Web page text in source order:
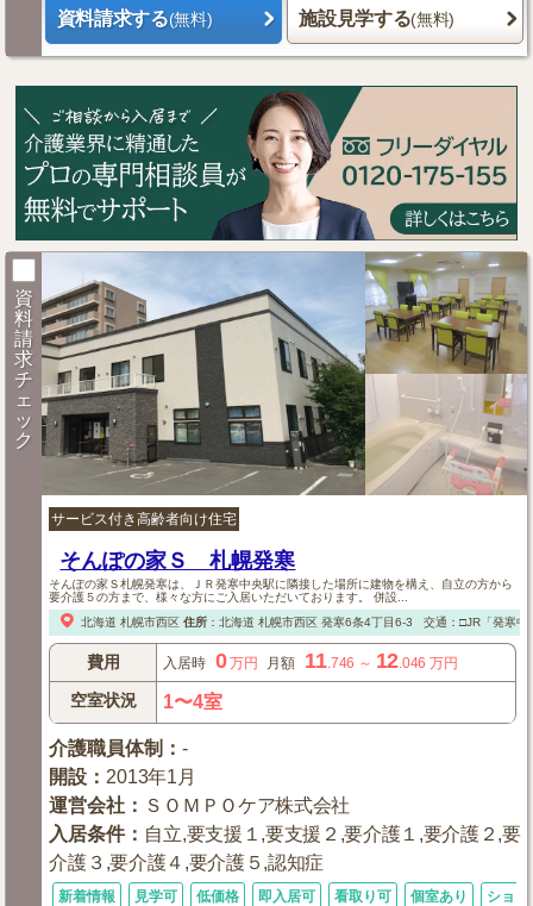
資料請求する(無料) 施設見学する(無料)
資
料
請
求
チ
ェ
ッ
ク
サービス付き高齢者向け住宅
そんぽの家Ｓ 札幌発寒
そんぽの家Ｓ札幌発寒は、ＪＲ発寒中央駅に隣接した場所に建物を構え、自立の方から
要介護５の方まで、様々な方にご入居いただいております。 併設...
北海道 札幌市西区 住所： 北海道 札幌市西区発寒6条4丁目6-3 交通：□JR「発寒中
費用 入居時 0万円 月額 11 .746 ～ 12 .046 万円
空室状況 1〜4室
介護職員体制 ：-
開設 ： 2013年1月
運営会社 ： ＳＯＭＰＯケア株式会社
入居条件： 自立,要支援１,要支援２,要介護１,要介護２,要
介護３,要介護４,要介護５,認知症
新着情報 見学可 低価格 即入居可 看取り可 個室あり ショ